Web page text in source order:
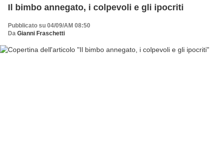
Il bimbo annegato, i colpevoli e gli ipocriti
Pubblicato su 04/09/AM 08:50
Da Gianni Fraschetti